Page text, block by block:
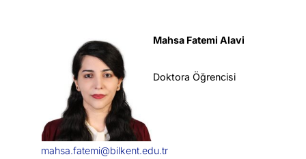
Mahsa Fatemi Alavi
Doktora Öğrencisi
mahsa.fatemi@bilkent.edu.tr